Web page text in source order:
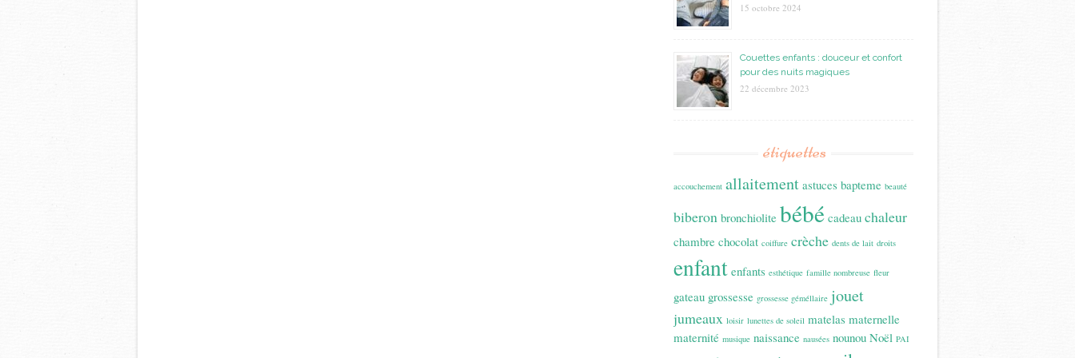
15 octobre 2024
Couettes enfants : douceur et confort
pour des nuits magiques
22 décembre 2023
étiquettes
accouchement allaitement astuces bapteme beauté
biberon bronchiolite bébé cadeau chaleur
chambre chocolat coiffure crèche dents de lait droits
enfant enfants esthétique famille nombreuse fleur
gateau grossesse grossesse géméllaire jouet
jumeaux loisir lunettes de soleil matelas maternelle
maternité musique naissance nausées nounou Noël PAI